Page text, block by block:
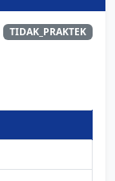
TIDAK_PRAKTEK